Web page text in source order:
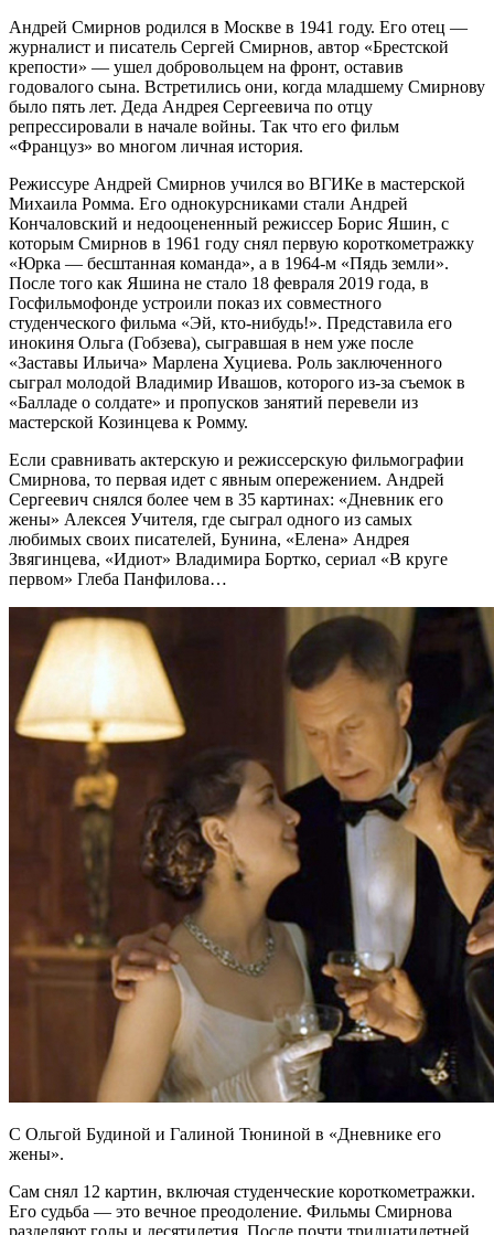
Андрей Смирнов родился в Москве в 1941 году. Его отец —
журналист и писатель Сергей Смирнов, автор «Брестской
крепости» — ушел добровольцем на фронт, оставив
годовалого сына. Встретились они, когда младшему Смирнову
было пять лет. Деда Андрея Сергеевича по отцу
репрессировали в начале войны. Так что его фильм
«Француз» во многом личная история.
Режиссуре Андрей Смирнов учился во ВГИКе в мастерской
Михаила Ромма. Его однокурсниками стали Андрей
Кончаловский и недооцененный режиссер Борис Яшин, с
которым Смирнов в 1961 году снял первую короткометражку
«Юрка — бесштанная команда», а в 1964-м «Пядь земли».
После того как Яшина не стало 18 февраля 2019 года, в
Госфильмофонде устроили показ их совместного
студенческого фильма «Эй, кто-нибудь!». Представила его
инокиня Ольга (Гобзева), сыгравшая в нем уже после
«Заставы Ильича» Марлена Хуциева. Роль заключенного
сыграл молодой Владимир Ивашов, которого из-за съемок в
«Балладе о солдате» и пропусков занятий перевели из
мастерской Козинцева к Ромму.
Если сравнивать актерскую и режиссерскую фильмографии
Смирнова, то первая идет с явным опережением. Андрей
Сергеевич снялся более чем в 35 картинах: «Дневник его
жены» Алексея Учителя, где сыграл одного из самых
любимых своих писателей, Бунина, «Елена» Андрея
Звягинцева, «Идиот» Владимира Бортко, сериал «В круге
первом» Глеба Панфилова…
С Ольгой Будиной и Галиной Тюниной в «Дневнике его
жены».
Сам снял 12 картин, включая студенческие короткометражки.
Его судьба — это вечное преодоление. Фильмы Смирнова
разделяют годы и десятилетия. После почти тридцатилетней